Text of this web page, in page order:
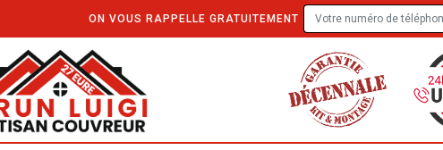
ON VOUS RAPPELLE GRATUITEMENT